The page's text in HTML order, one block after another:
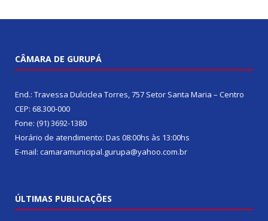
CÂMARA DE GURUPÁ
End.: Travessa Dulciclea Torres, 757 Setor Santa Maria – Centro
CEP: 68.300-000
Fone: (91) 3692-1380
Horário de atendimento: Das 08:00hs às 13:00hs
E-mail: camaramunicipal.gurupa@yahoo.com.br
ÚLTIMAS PUBLICAÇÕES